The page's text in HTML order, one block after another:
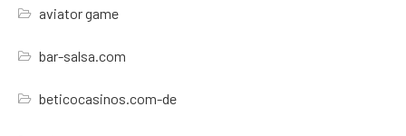
aviator game
bar-salsa.com
beticocasinos.com-de